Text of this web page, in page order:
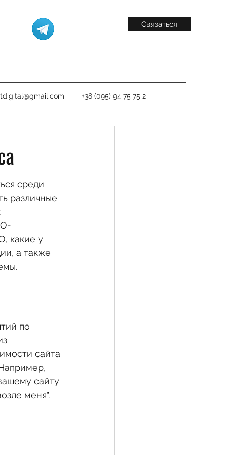
Связаться
+38 (095) 94 75 75 2
среди
различные
какие у
а также
по
сайта
сайту
меня".